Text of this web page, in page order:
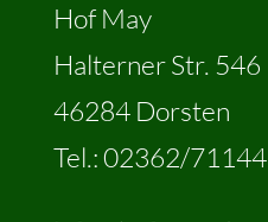
Hof May
Halterner Str. 546
46284 Dorsten
Tel.: 02362/71144